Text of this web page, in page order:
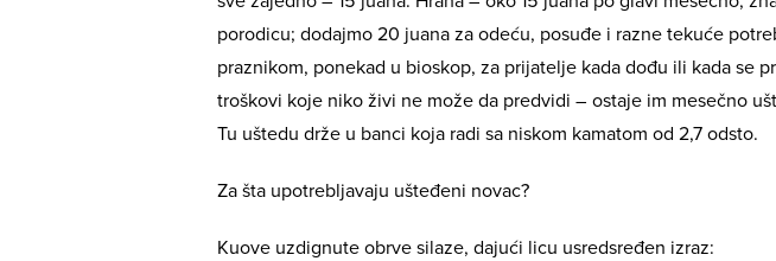
porodicu; dodajmo 20 juana za odeću, posuđe i razne tekuće
praznikom, ponekad u bioskop, za prijatelje kada dođu ili kada se
troškovi koje niko živi ne može da predvidi – ostaje im mesečno
Tu uštedu drže u banci koja radi sa niskom kamatom od 2,7 odsto.
Za šta upotrebljavaju ušteđeni novac?
Kuove uzdignute obrve silaze, dajući licu usredsređen izraz: